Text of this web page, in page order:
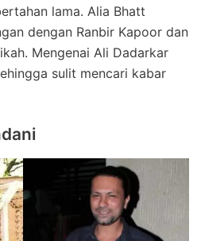
lama. Alia Bhatt
dengan Ranbir Kapoor dan
Mengenai Ali Dadarkar
sulit mencari kabar